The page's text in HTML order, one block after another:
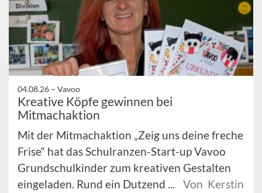
04.08.26 – Vavoo
Kreative Köpfe gewinnen bei
Mitmachaktion
Mit der Mitmachaktion „Zeig uns deine freche
Frise“ hat das Schulranzen-Start-up Vavoo
Grundschulkinder zum kreativen Gestalten
eingeladen. Rund ein Dutzend ...
Von Kerstin